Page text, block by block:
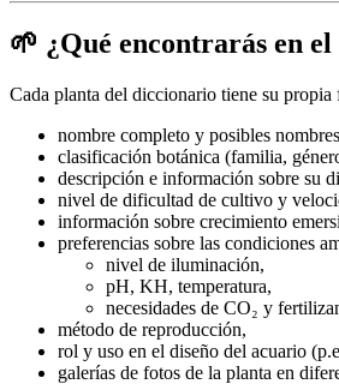
🌱 ¿Qué encontrarás en
Cada planta del diccionario tiene su
nombre completo y posibles
clasificación botánica (familia,
descripción e información sobre su
nivel de dificultad de cultivo y
información sobre crecimiento
preferencias sobre las condiciones
nivel de iluminación,
pH, KH, temperatura,
necesidades de CO₂ y
método de reproducción,
rol y uso en el diseño del acuario
galerías de fotos de la planta en